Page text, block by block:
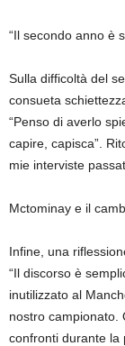
“Il secondo anno è
Sulla difficoltà del
consueta
“Penso di averlo
capire, capisca”.
mie interviste
Mctominay e il
Infine, una
“Il discorso è
inutilizzato al
nostro campionato.
confronti durante la